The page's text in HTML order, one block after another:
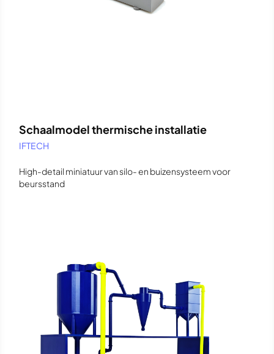
Schaalmodel thermische installatie
IFTECH
High-detail miniatuur van silo- en buizensysteem voor
beursstand